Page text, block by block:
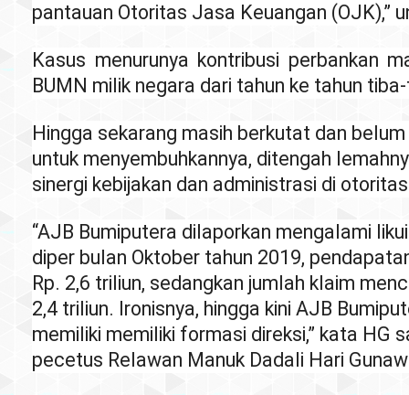
pantauan Otoritas Jasa Keuangan (OJK),”
Kasus menurunya kontribusi perbankan
BUMN milik negara dari tahun ke tahun
Hingga sekarang masih berkutat dan
untuk menyembuhkannya, ditengah
sinergi kebijakan dan administrasi di
“AJB Bumiputera dilaporkan mengalami
diper bulan Oktober tahun 2019,
Rp. 2,6 triliun, sedangkan jumlah klaim
2,4 triliun. Ironisnya, hingga kini AJB
memiliki memiliki formasi direksi,” kata HG
pecetus Relawan Manuk Dadali Hari